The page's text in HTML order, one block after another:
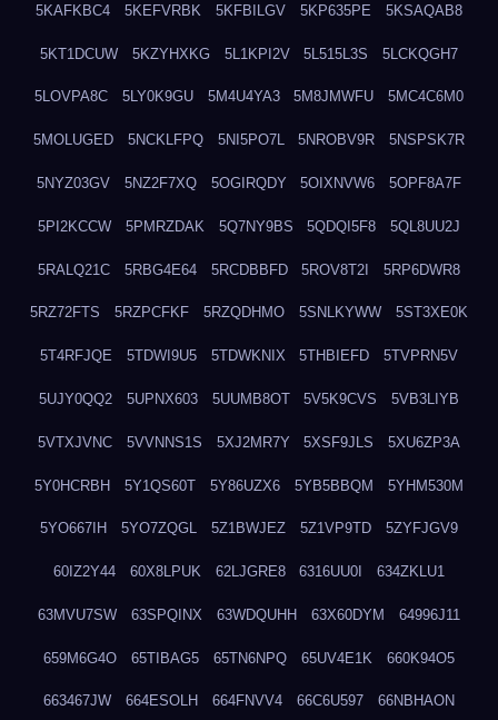
5KAFKBC4 5KEFVRBK 5KFBILGV 5KP635PE 5KSAQAB8
5KT1DCUW 5KZYHXKG 5L1KPI2V 5L515L3S 5LCKQGH7
5LOVPA8C 5LY0K9GU 5M4U4YA3 5M8JMWFU 5MC4C6M0
5MOLUGED 5NCKLFPQ 5NI5PO7L 5NROBV9R 5NSPSK7R
5NYZ03GV 5NZ2F7XQ 5OGIRQDY 5OIXNVW6 5OPF8A7F
5PI2KCCW 5PMRZDAK 5Q7NY9BS 5QDQI5F8 5QL8UU2J
5RALQ21C 5RBG4E64 5RCDBBFD 5ROV8T2I 5RP6DWR8
5RZ72FTS 5RZPCFKF 5RZQDHMO 5SNLKYWW 5ST3XE0K
5T4RFJQE 5TDWI9U5 5TDWKNIX 5THBIEFD 5TVPRN5V
5UJY0QQ2 5UPNX603 5UUMB8OT 5V5K9CVS 5VB3LIYB
5VTXJVNC 5VVNNS1S 5XJ2MR7Y 5XSF9JLS 5XU6ZP3A
5Y0HCRBH 5Y1QS60T 5Y86UZX6 5YB5BBQM 5YHM530M
5YO667IH 5YO7ZQGL 5Z1BWJEZ 5Z1VP9TD 5ZYFJGV9
60IZ2Y44 60X8LPUK 62LJGRE8 6316UU0I 634ZKLU1
63MVU7SW 63SPQINX 63WDQUHH 63X60DYM 64996J11
659M6G4O 65TIBAG5 65TN6NPQ 65UV4E1K 660K94O5
663467JW 664ESOLH 664FNVV4 66C6U597 66NBHAON